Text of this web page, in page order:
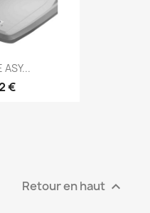
ASY...
€
Retour en haut 